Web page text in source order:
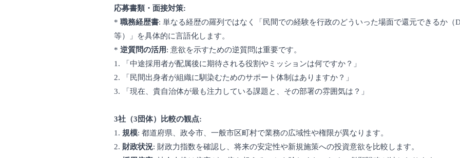
応募書類・面接対策:
* 職務経歴書: 単なる経歴の羅列ではなく「民間での経験を行政のどういった場面で還元できるか（
等）」を具体的に言語化します。
* 逆質問の活用: 意欲を示すための逆質問は重要です。
1. 「中途採用者が配属後に期待される役割やミッションは何ですか？」
2. 「民間出身者が組織に馴染むためのサポート体制はありますか？」
3. 「現在、貴自治体が最も注力している課題と、その部署の雰囲気は？」
3社（3団体）比較の観点:
1. 規模: 都道府県、政令市、一般市区町村で業務の広域性や権限が異なります。
2. 財政状況: 財政力指数を確認し、将来の安定性や新規施策への投資意欲を比較します。